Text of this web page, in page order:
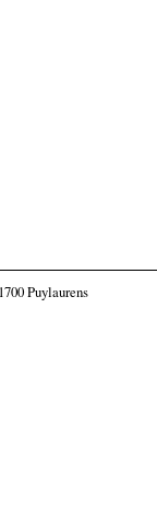
Puylaurens